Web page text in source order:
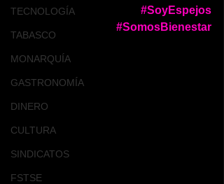
TECNOLOGÍA
TABASCO
MONARQUÍA
GASTRONOMÍA
DINERO
CULTURA
SINDICATOS
FSTSE
#SoyEspejos
#SomosBienestar